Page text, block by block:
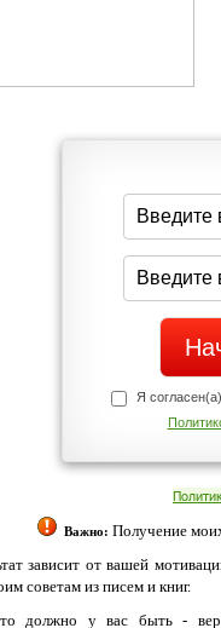
Я
Важно: Получение
зависит от вашей
советам из писем и книг.
должно у вас быть -